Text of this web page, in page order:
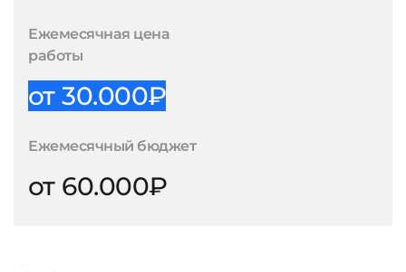
Ежемесячная цена
работы
от 30.000₽
Ежемесячный бюджет
от 60.000₽